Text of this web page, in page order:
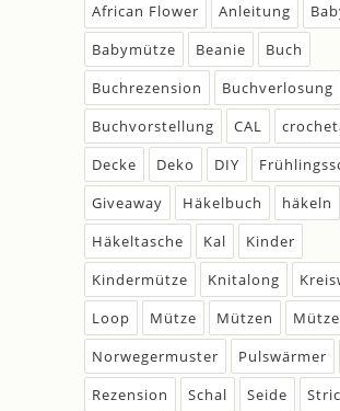
African Flower Anleitung
Babymütze
Beanie
Buch
Buchrezension
Buchverlosung
Buchvorstellung
CAL
Decke
Deko DIY
Giveaway
Häkelbuch
häkeln
Häkeltasche
Kal
Kinder
Kindermütze
Knitalong
Loop
Mütze Mützen
Norwegermuster
Pulswärmer
Rezension
Schal Seide